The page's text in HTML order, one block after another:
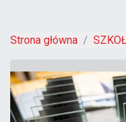
Strona główna